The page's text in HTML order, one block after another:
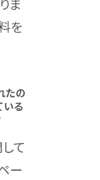
ま
を
たの
いる
て
ー